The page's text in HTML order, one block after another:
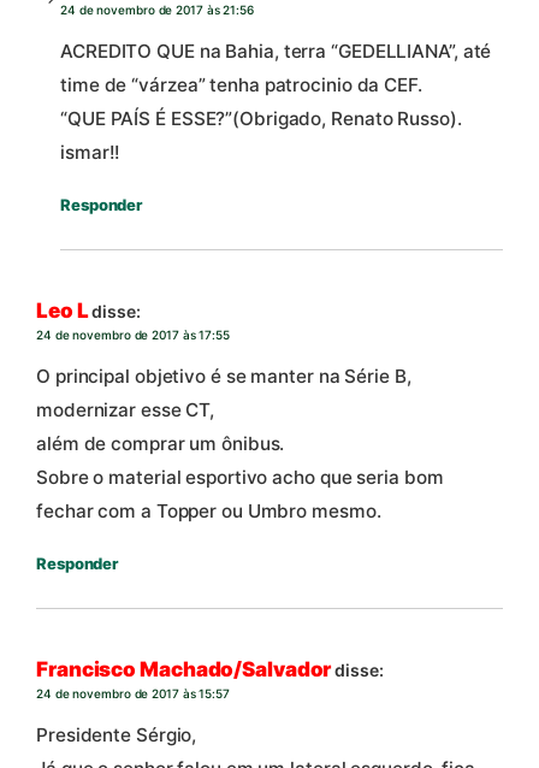
24 de novembro de 2017 às 21:56
ACREDITO QUE na Bahia, terra “GEDELLIANA”, até
time de “várzea” tenha patrocinio da CEF.
“QUE PAÍS É ESSE?”(Obrigado, Renato Russo).
ismar!!
Responder
Leo Ldisse:
24 de novembro de 2017 às 17:55
O principal objetivo é se manter na Série B,
modernizar esse CT,
além de comprar um ônibus.
Sobre o material esportivo acho que seria bom
fechar com a Topper ou Umbro mesmo.
Responder
Francisco Machado/Salvadordisse:
24 de novembro de 2017 às 15:57
Presidente Sérgio,